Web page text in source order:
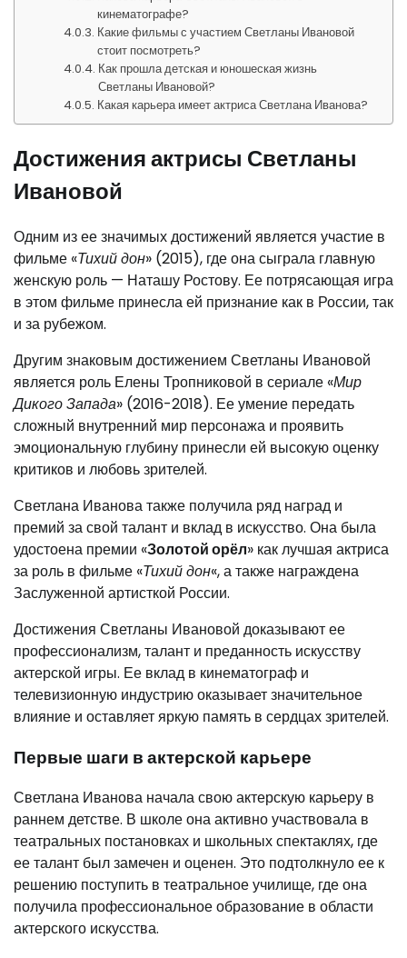
кинематографе?
Какие фильмы с участием Светланы Ивановой
стоит посмотреть?
Как прошла детская и юношеская жизнь
Светланы Ивановой?
Какая карьера имеет актриса Светлана Иванова?
Достижения актрисы Светланы
Ивановой
Одним из ее значимых достижений является участие в
фильме «Тихий дон» (2015), где она сыграла главную
женскую роль — Наташу Ростову. Ее потрясающая игра
в этом фильме принесла ей признание как в России, так
и за рубежом.
Другим знаковым достижением Светланы Ивановой
является роль Елены Тропниковой в сериале «Мир
Дикого Запада» (2016-2018). Ее умение передать
сложный внутренний мир персонажа и проявить
эмоциональную глубину принесли ей высокую оценку
критиков и любовь зрителей.
Светлана Иванова также получила ряд наград и
премий за свой талант и вклад в искусство. Она была
удостоена премии «Золотой орёл» как лучшая актриса
за роль в фильме «Тихий дон«, а также награждена
Заслуженной артисткой России.
Достижения Светланы Ивановой доказывают ее
профессионализм, талант и преданность искусству
актерской игры. Ее вклад в кинематограф и
телевизионную индустрию оказывает значительное
влияние и оставляет яркую память в сердцах зрителей.
Первые шаги в актерской карьере
Светлана Иванова начала свою актерскую карьеру в
раннем детстве. В школе она активно участвовала в
театральных постановках и школьных спектаклях, где
ее талант был замечен и оценен. Это подтолкнуло ее к
решению поступить в театральное училище, где она
получила профессиональное образование в области
актерского искусства.